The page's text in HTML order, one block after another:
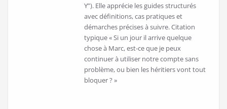
Y”). Elle apprécie les guides structurés
avec définitions, cas pratiques et
démarches précises à suivre. Citation
typique « Si un jour il arrive quelque
chose à Marc, est-ce que je peux
continuer à utiliser notre compte sans
problème, ou bien les héritiers vont tout
bloquer ? »